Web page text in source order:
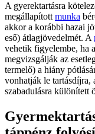
A gyerektartásra
megállapított munka
akkor a korábbi hazai
eső) átlagjövedelmét. A
vehetik figyelembe, ha
megvizsgálják az
termelő) a hiány
vonhatják le tartásdíjra,
szabadulásra különített